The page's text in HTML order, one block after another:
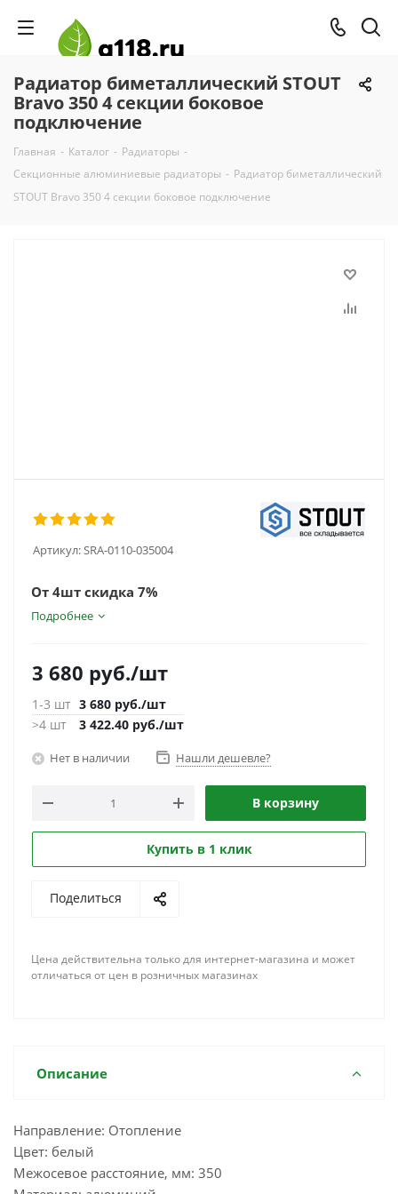
Радиатор биметаллический STOUT
Bravo 350 4 секции боковое
подключение
Главная - Каталог - Радиаторы -
Секционные алюминиевые радиаторы - Радиатор биметаллический
STOUT Bravo 350 4 секции боковое подключение
Артикул:SRA-0110-035004
От 4шт скидка 7%
Подробнее
3 680 руб./шт
1-3 шт 3 680 руб./шт
>4 шт
3 422.40 руб./шт
Нет в наличии Нашли дешевле?
В корзину
Купить в 1 клик
Поделиться
Цена действительна только для интернет-магазина и может
отличаться от цен в розничных магазинах
Описание
Направление: Отопление
Цвет: белый
Межосевое расстояние, мм: 350